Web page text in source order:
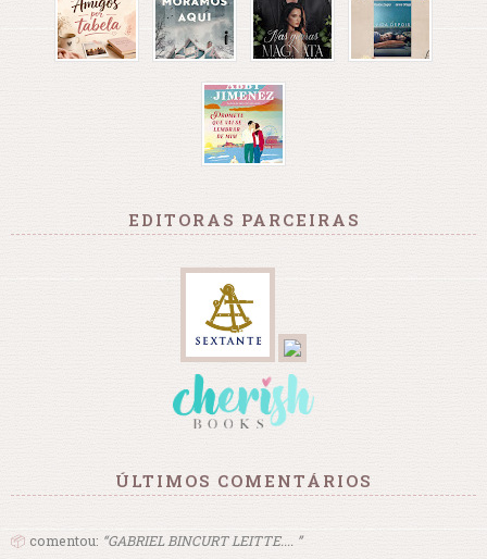
EDITORAS PARCEIRAS
ÚLTIMOS COMENTÁRIOS
📦 comentou: “GABRIEL BINCURT LEITTE.... ”